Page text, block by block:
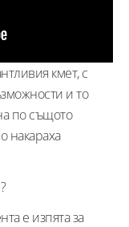
кмет, с
и то
по същото
накараха
е изпята за